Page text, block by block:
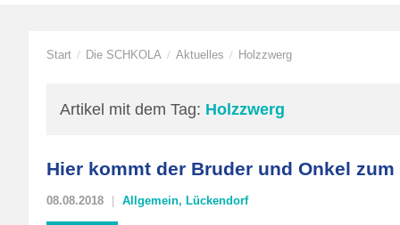
Start / Die SCHKOLA / Aktuelles / Holzzwerg
Artikel mit dem Tag: Holzzwerg
Hier kommt der Bruder und Onkel zum
08.08.2018 Allgemein, Lückendorf